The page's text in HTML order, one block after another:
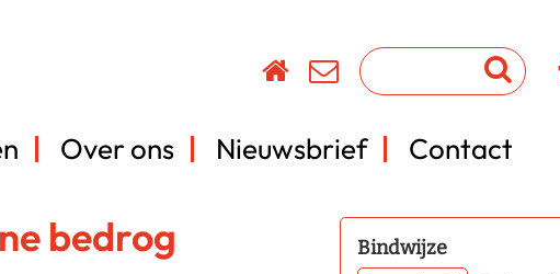
Over ons Nieuwsbrief Contact
bedrog
Bindwijze